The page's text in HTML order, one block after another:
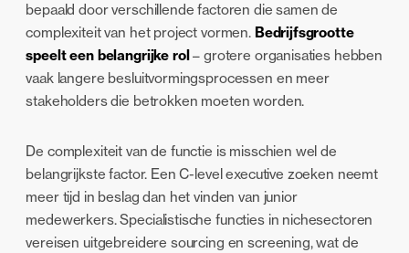
bepaald door verschillende factoren die samen de
complexiteit van het project vormen. Bedrijfsgrootte
speelt een belangrijke rol– grotere organisaties hebben
vaak langere besluitvormingsprocessen en meer
stakeholders die betrokken moeten worden.
De complexiteit van de functie is misschien wel de
belangrijkste factor. Een C-level executive zoeken neemt
meer tijd in beslag dan het vinden van junior
medewerkers. Specialistische functies in nichesectoren
vereisen uitgebreidere sourcing en screening, wat de